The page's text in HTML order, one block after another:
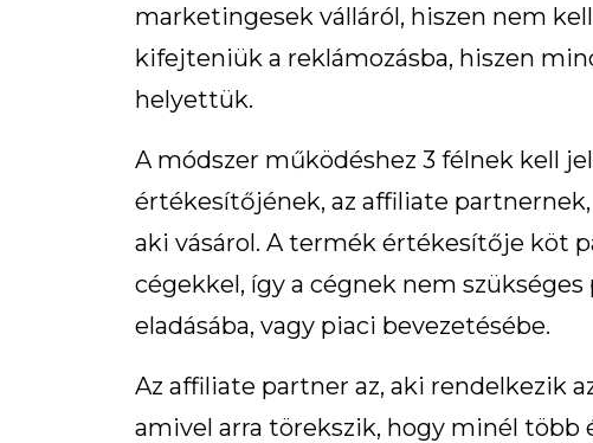
marketingesek válláról, hiszen nem
kifejteniük a reklámozásba, hiszen
helyettük.
A módszer működéshez 3 félnek kell
értékesítőjének, az affiliate
aki vásárol. A termék értékesítője köt
cégekkel, így a cégnek nem
eladásába, vagy piaci bevezetésébe.
Az affiliate partner az, aki rendelkezik
amivel arra törekszik, hogy minél több